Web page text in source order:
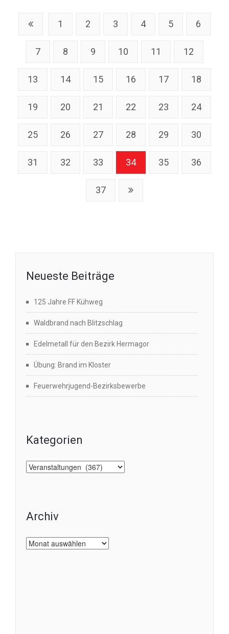
1 2 3 4 5 6
7 8 9 10 11 12
13 14 15 16 17 18
19 20 21 22 23 24
25 26 27 28 29 30
31 32 33 34 35 36
37
Neueste Beiträge
125 Jahre FF Kühweg
Waldbrand nach Blitzschlag
Edelmetall für den Bezirk Hermagor
Übung: Brand im Kloster
Feuerwehrjugend-Bezirksbewerbe
Kategorien
Kategorien
Archiv
Archiv